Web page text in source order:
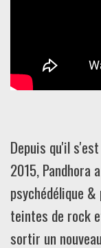
Depuis qu'il
2015, Pandhora
psychédélique
teintes de rock
sortir un